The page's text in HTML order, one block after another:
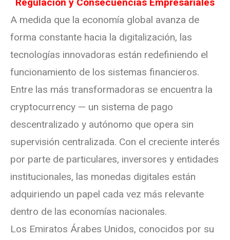
Regulación y Consecuencias Empresariales
A medida que la economía global avanza de
forma constante hacia la digitalización, las
tecnologías innovadoras están redefiniendo el
funcionamiento de los sistemas financieros.
Entre las más transformadoras se encuentra la
cryptocurrency — un sistema de pago
descentralizado y autónomo que opera sin
supervisión centralizada. Con el creciente interés
por parte de particulares, inversores y entidades
institucionales, las monedas digitales están
adquiriendo un papel cada vez más relevante
dentro de las economías nacionales.
Los Emiratos Árabes Unidos, conocidos por su